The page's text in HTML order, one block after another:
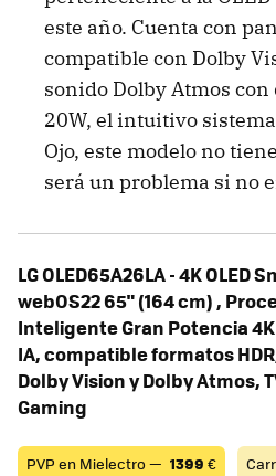
este año. Cuenta con
compatible con Dolby
sonido Dolby Atmos con
20W, el intuitivo
Ojo, este modelo no
será un problema si no
LG OLED65A26LA - 4K OLED
webOS22 65" (164 cm) ,
Inteligente Gran Potencia 4K
IA, compatible formatos
Dolby Vision y Dolby Atmos,
Gaming
PVP en Mielectro — 1399 €